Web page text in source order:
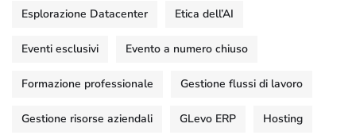
Esplorazione Datacenter Etica dell’AI
Eventi esclusivi Evento a numero chiuso
Formazione professionale Gestione flussi di lavoro
Gestione risorse aziendali GLevo ERP Hosting